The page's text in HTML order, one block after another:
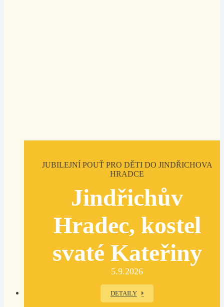
JUBILEJNÍ POUŤ PRO DĚTI DO JINDŘICHOVA
HRADCE
Jindřichův
Hradec, kostel
svaté Kateřiny
5.9.2026
DETAILY